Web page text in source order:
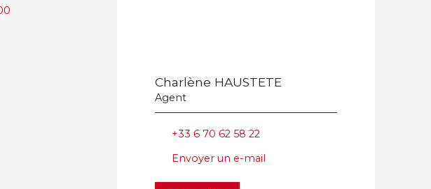
Charlène HAUSTETE
Agent
+33 6 70 62 58 22
Envoyer un e-mail